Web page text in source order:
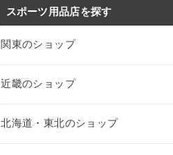
スポーツ用品店を探す
関東のショップ
近畿のショップ
北海道・東北のショップ